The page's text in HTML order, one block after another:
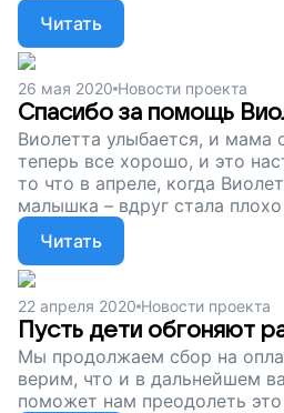
Читать
26 мая 2020 Новости проекта
Спасибо за помощь
Виолетта улыбается, и мама
теперь все хорошо, и это
то что в апреле, когда
малышка – вдруг стала плохо
Читать
22 апреля 2020 Новости проекта
Пусть дети обгоняют
Мы продолжаем сбор на
верим, что и в дальнейшем
поможет нам преодолеть